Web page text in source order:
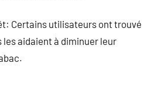
Certains utilisateurs ont trouvé
aidaient à diminuer leur